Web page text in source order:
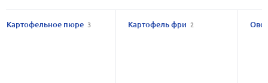
Картофельное пюре 3 Картофель фри 2